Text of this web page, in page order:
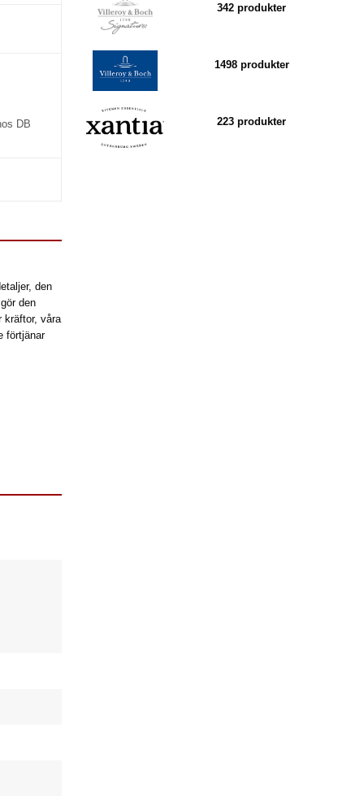
DB
den
den
kräftor, våra
förtjänar
342 produkter
1498 produkter
223 produkter